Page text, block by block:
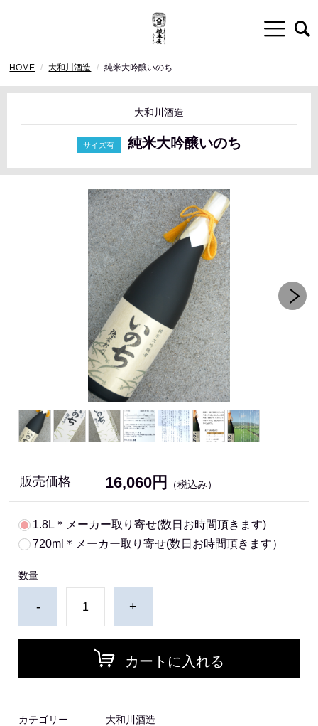
HOME 大和川酒造 純米大吟醸いのち
大和川酒造
純米大吟醸いのち
販売価格 16,060円 （税込み）
1.8L＊メーカー取り寄せ(数日お時間頂きます)
720ml＊メーカー取り寄せ(数日お時間頂きます）
数量
- +
カートに入れる
カテゴリー 大和川酒造